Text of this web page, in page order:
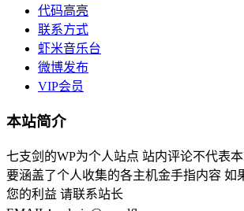
代码高亮
联系方式
虾米音乐台
微博发布
VIP会员
本站简介
七支剑的WP为个人站点 站内评论不代表
要涵盖了个人收集的各主机金手指内容 如
您的利益 请联系站长